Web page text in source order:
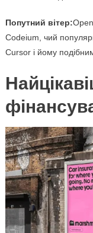
Попутний вітер:
Codeium, чий
Cursor і йому